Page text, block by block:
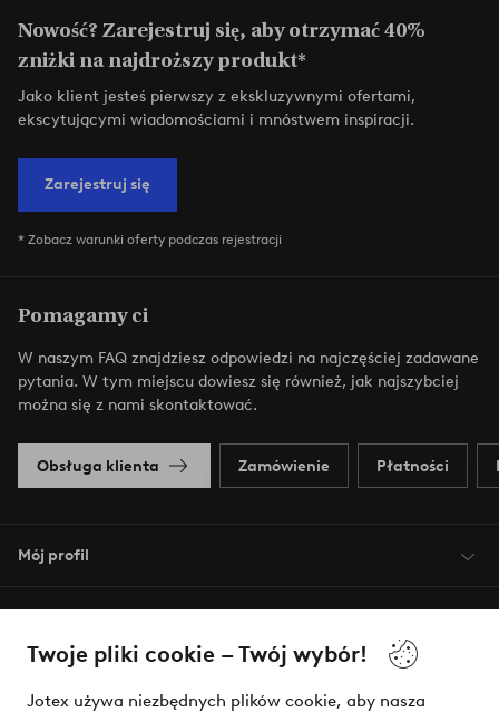
Twoje pliki cookie – Twój wybór!
Jotex używa niezbędnych plików cookie, aby nasza
Nowość? Zarejestruj się, aby otrzymać 40%
zniżki na najdroższy produkt*
Jako klient jesteś pierwszy z ekskluzywnymi ofertami,
ekscytującymi wiadomościami i mnóstwem inspiracji.
Zarejestruj się
* Zobacz warunki oferty podczas rejestracji
Pomagamy ci
W naszym FAQ znajdziesz odpowiedzi na najczęściej zadawane
pytania. W tym miejscu dowiesz się również, jak najszybciej
można się z nami skontaktować.
Obsługa klienta Zamówienie Płatności
Mój profil